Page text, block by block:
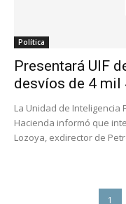
Política
Presentará UIF
desvíos de 4 mil
La Unidad de Inteligencia
Hacienda informó que
Lozoya, exdirector de
1